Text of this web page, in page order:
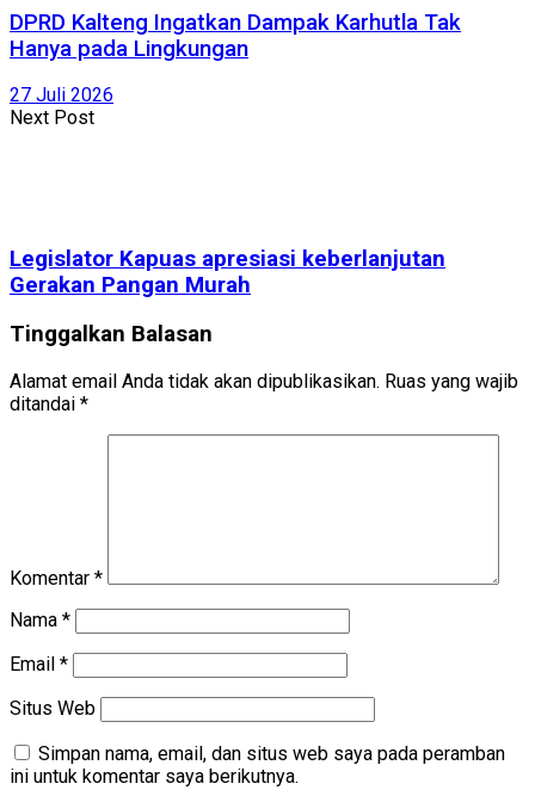
DPRD Kalteng Ingatkan Dampak Karhutla Tak
Hanya pada Lingkungan
27 Juli 2026
Next Post
Legislator Kapuas apresiasi keberlanjutan
Gerakan Pangan Murah
Tinggalkan Balasan
Alamat email Anda tidak akan dipublikasikan. Ruas yang wajib
ditandai *
Komentar *
Nama *
Email *
Situs Web
Simpan nama, email, dan situs web saya pada peramban
ini untuk komentar saya berikutnya.